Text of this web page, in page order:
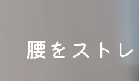
腰をスト